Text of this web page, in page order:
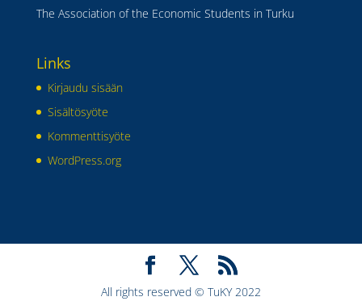
The Association of the Economic Students in Turku
Links
Kirjaudu sisään
Sisältösyöte
Kommenttisyöte
WordPress.org
All rights reserved © TuKY 2022